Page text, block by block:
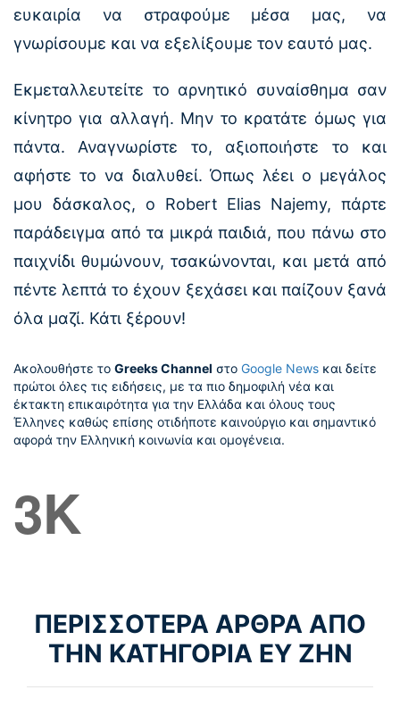
ευκαιρία να στραφούμε μέσα μας, να
γνωρίσουμε και να εξελίξουμε τον εαυτό μας.
Εκμεταλλευτείτε το αρνητικό συναίσθημα σαν
κίνητρο για αλλαγή. Μην το κρατάτε όμως για
πάντα. Αναγνωρίστε το, αξιοποιήστε το και
αφήστε το να διαλυθεί. Όπως λέει ο μεγάλος
μου δάσκαλος, ο Robert Elias Najemy, πάρτε
παράδειγμα από τα μικρά παιδιά, που πάνω στο
παιχνίδι θυμώνουν, τσακώνονται, και μετά από
πέντε λεπτά το έχουν ξεχάσει και παίζουν ξανά
όλα μαζί. Κάτι ξέρουν!
Ακολουθήστε το Greeks Channel στο Google News και δείτε
πρώτοι όλες τις ειδήσεις, με τα πιο δημοφιλή νέα και
έκτακτη επικαιρότητα για την Ελλάδα και όλους τους
Έλληνες καθώς επίσης οτιδήποτε καινούργιο και σημαντικό
αφορά την Ελληνική κοινωνία και ομογένεια.
3K
ΠΕΡΙΣΣΟΤΕΡΑ ΑΡΘΡΑ ΑΠΟ
ΤΗΝ ΚΑΤΗΓΟΡΙΑ ΕΥ ΖΗΝ